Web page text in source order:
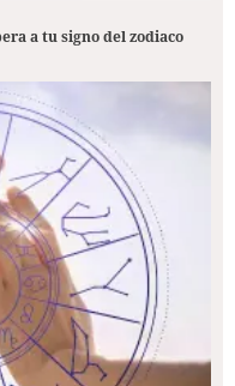
a tu signo del zodiaco